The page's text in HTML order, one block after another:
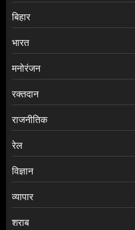
बिहार
भारत
मनोरंजन
रक्तदान
राजनीतिक
रेल
विज्ञान
व्यापार
शराब